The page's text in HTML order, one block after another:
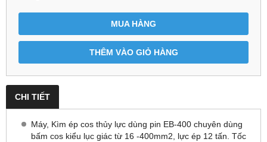
MUA HÀNG
THÊM VÀO GIỎ HÀNG
CHI TIẾT
Máy, Kìm ép cos thủy lực dùng pin EB-400 chuyên dùng
bấm cos kiểu lục giác từ 16 -400mm2, lực ép 12 tấn. Tốc